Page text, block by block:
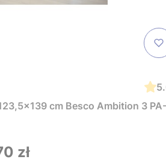
cm Besco Ambition 3
zł